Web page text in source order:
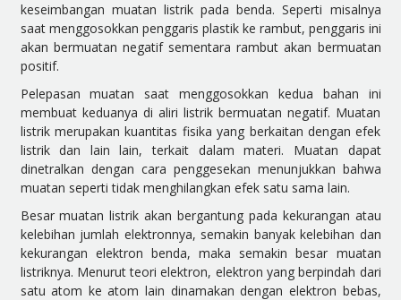
keseimbangan muatan listrik pada benda. Seperti misalnya
saat menggosokkan penggaris plastik ke rambut, penggaris ini
akan bermuatan negatif sementara rambut akan bermuatan
positif.
Pelepasan muatan saat menggosokkan kedua bahan ini
membuat keduanya di aliri listrik bermuatan negatif. Muatan
listrik merupakan kuantitas fisika yang berkaitan dengan efek
listrik dan lain lain, terkait dalam materi. Muatan dapat
dinetralkan dengan cara penggesekan menunjukkan bahwa
muatan seperti tidak menghilangkan efek satu sama lain.
Besar muatan listrik akan bergantung pada kekurangan atau
kelebihan jumlah elektronnya, semakin banyak kelebihan dan
kekurangan elektron benda, maka semakin besar muatan
listriknya. Menurut teori elektron, elektron yang berpindah dari
satu atom ke atom lain dinamakan dengan elektron bebas,